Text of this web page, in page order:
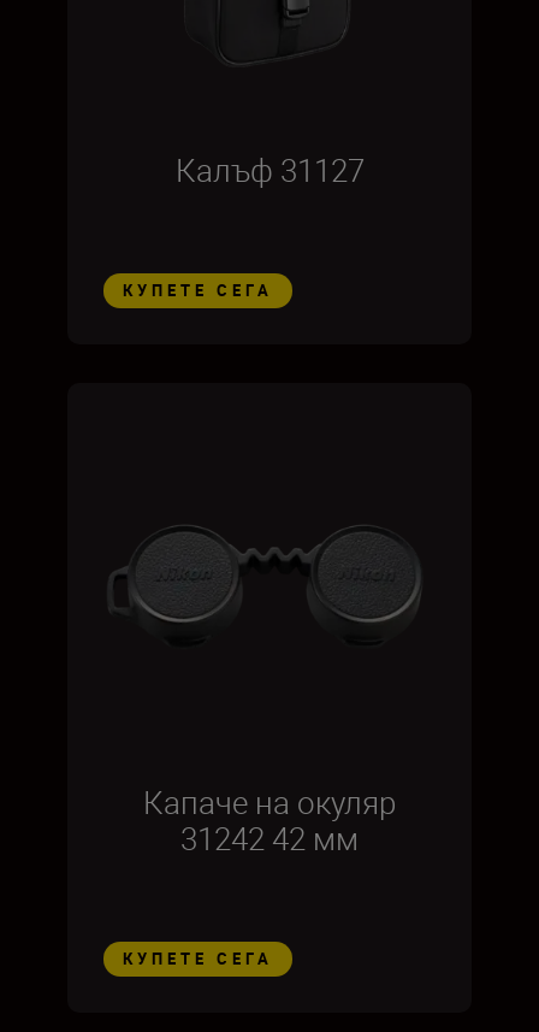
Калъф 31127
КУПЕТЕ СЕГА
Капаче на окуляр
31242 42 мм
КУПЕТЕ СЕГА